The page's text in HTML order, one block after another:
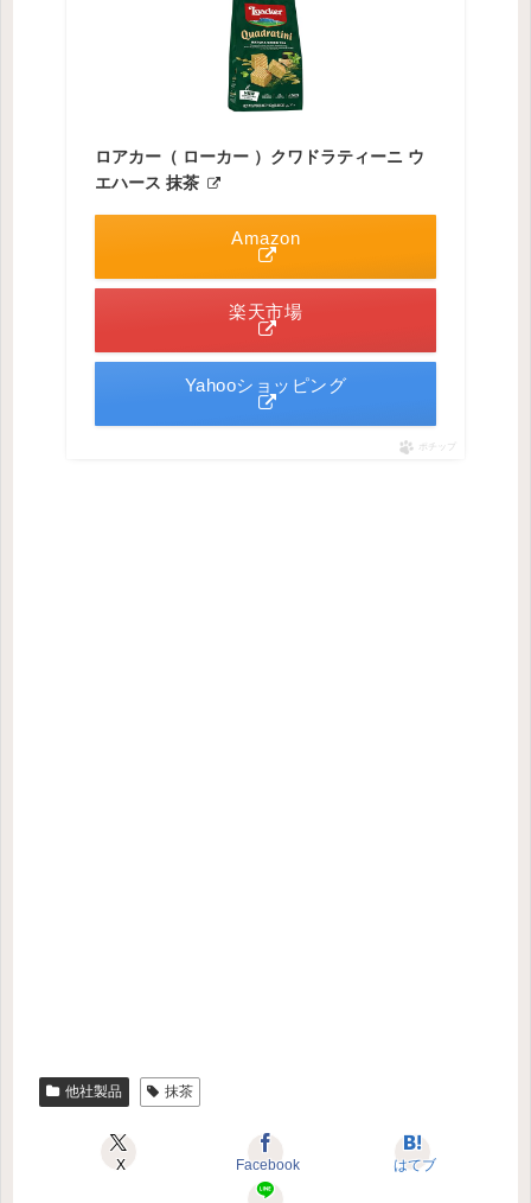
ロアカー（ ローカー ）クワドラティーニ ウ
エハース 抹茶
Amazon
楽天市場
Yahooショッピング
ポチップ
他社製品 抹茶
X Facebook はてブ